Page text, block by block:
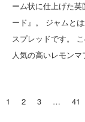
ーム状に仕上げた
ード』。 ジャムと
スプレッドです。
人気の高いレモン
1 2 3 … 41